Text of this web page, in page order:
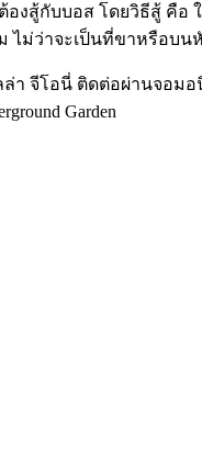
งสู้กับบอส โดยวิธีสู้ คือ
ไม่ว่าจะเป็นที่ขาหรือบน
จีโอนี่ ติดต่อผ่านจอมอ
Garden